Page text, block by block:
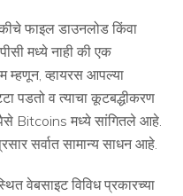
फाइल डाउनलोड किंवा
मध्ये नाही की एक
म्हणून, व्हायरस आपल्या
पडतो व त्याचा कूटबद्धीकरण
पैसे Bitcoins मध्ये सांगितले आहे.
सर्वात सामान्य साधन आहे.
वेबसाइट विविध प्रकारच्या